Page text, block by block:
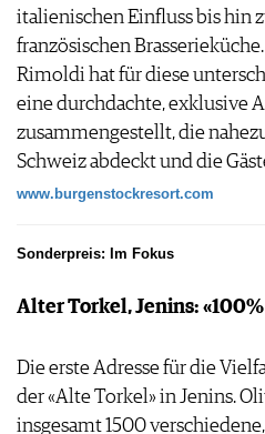
italienischen Einfluss bis hin
französischen
Rimoldi hat für diese
eine durchdachte, exklusive
zusammengestellt, die
Schweiz abdeckt und die
www.burgenstockresort.com
Sonderpreis: Im Fokus
Alter Torkel, Jenins:
Die erste Adresse für die
der «Alte Torkel» in Jenins.
insgesamt 1500